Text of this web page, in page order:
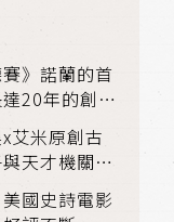
賽》諾蘭的首
20年的創傷
艾米原創古
天才機關師
國史詩電影